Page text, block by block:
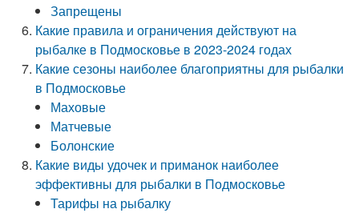
Запрещены
Какие правила и ограничения действуют на
рыбалке в Подмосковье в 2023-2024 годах
Какие сезоны наиболее благоприятны для рыбалки
в Подмосковье
Маховые
Матчевые
Болонские
Какие виды удочек и приманок наиболее
эффективны для рыбалки в Подмосковье
Тарифы на рыбалку